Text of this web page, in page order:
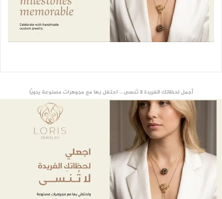
أجمل لحظاتك الفريدة لا تُنسى... احتفل بها مع مجوهرات مصنوعة يدويًّا